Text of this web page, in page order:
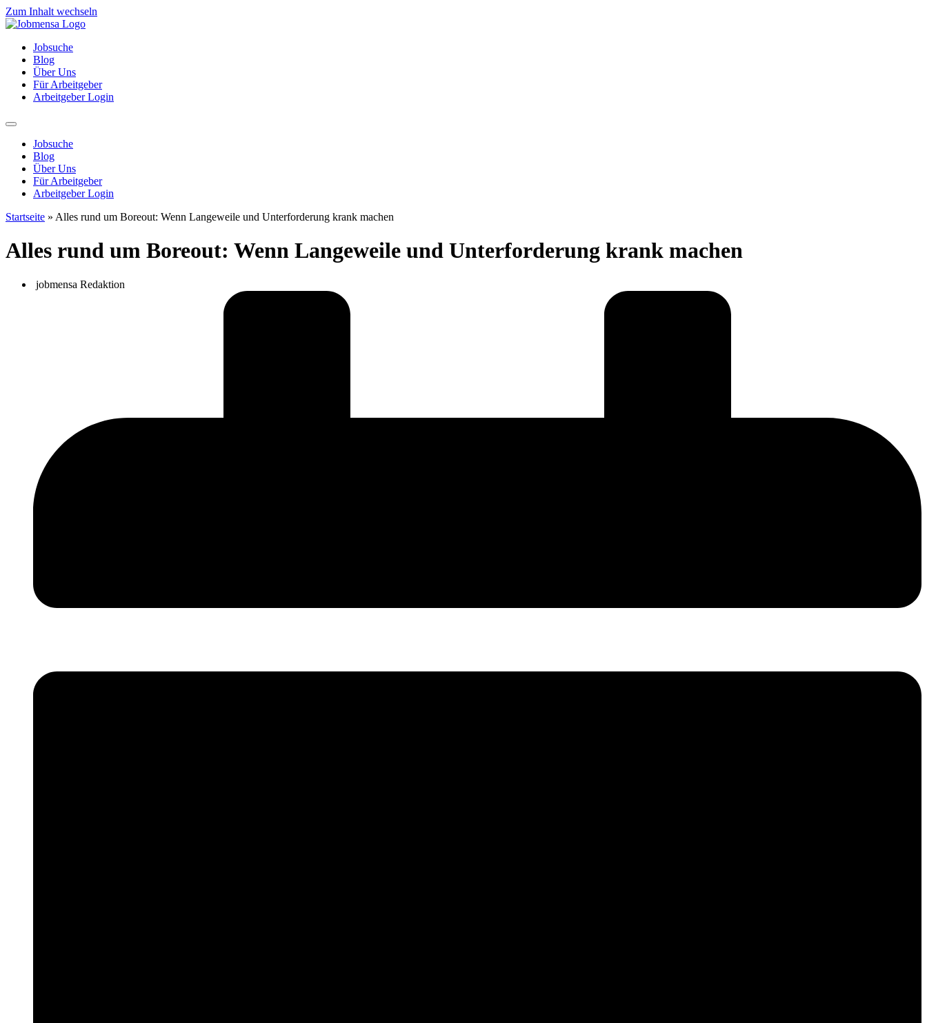
Zum Inhalt wechseln
Jobsuche
Blog
Über Uns
Für Arbeitgeber
Arbeitgeber Login
Jobsuche
Blog
Über Uns
Für Arbeitgeber
Arbeitgeber Login
Startseite » Alles rund um Boreout: Wenn Langeweile und Unterforderung krank machen
Alles rund um Boreout: Wenn Langeweile und Unterforderung krank machen
jobmensa Redaktion